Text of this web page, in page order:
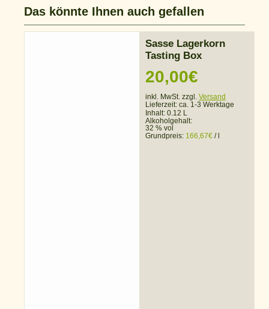
Das könnte Ihnen auch gefallen
Sasse Lagerkorn
Tasting Box
20,00€
inkl. MwSt. zzgl. Versand
Lieferzeit: ca. 1-3 Werktage
Inhalt: 0.12 L
Alkoholgehalt:
32 % vol
Grundpreis: 166,67€ /